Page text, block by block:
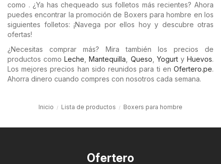
como . ¿Ya has chequeado sus folletos más recientes? Ahora
puedes encontrar la promoción de Boxers para hombre en los
siguientes folletos: ¡Navega por ellos hoy y descubre otras
ofertas!
¿Necesitas comprar más? Mira también los precios de
productos comoLeche ,Mantequilla Queso YogurtyHuevos.
Los mejores precios han sido reunidos para ti en Ofertero.pe.
Ahorra dinero cuando compres con nosotros cada semana.
Inicio Lista de productos Boxers para hombre
Ofertero